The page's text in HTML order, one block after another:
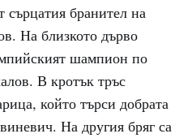
бранител на
На близкото дърво
шампион по
В кротък тръс
който търси добрата
На другия бряг са